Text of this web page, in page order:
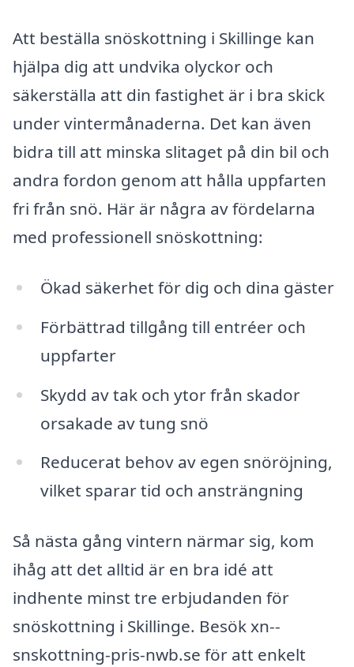
Att beställa snöskottning i Skillinge kan
hjälpa dig att undvika olyckor och
säkerställa att din fastighet är i bra skick
under vintermånaderna. Det kan även
bidra till att minska slitaget på din bil och
andra fordon genom att hålla uppfarten
fri från snö. Här är några av fördelarna
med professionell snöskottning:
Ökad säkerhet för dig och dina gäster
Förbättrad tillgång till entréer och
uppfarter
Skydd av tak och ytor från skador
orsakade av tung snö
Reducerat behov av egen snöröjning,
vilket sparar tid och ansträngning
Så nästa gång vintern närmar sig, kom
ihåg att det alltid är en bra idé att
indhente minst tre erbjudanden för
snöskottning i Skillinge. Besök xn--
snskottning-pris-nwb.se för att enkelt